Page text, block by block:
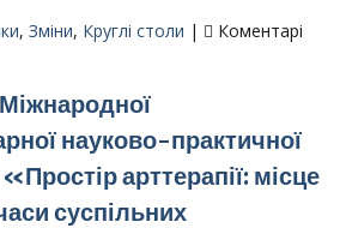
, Зміни, Круглі столи |
Коментарі
науково-­практичної
арттерапії: місце
суспільних